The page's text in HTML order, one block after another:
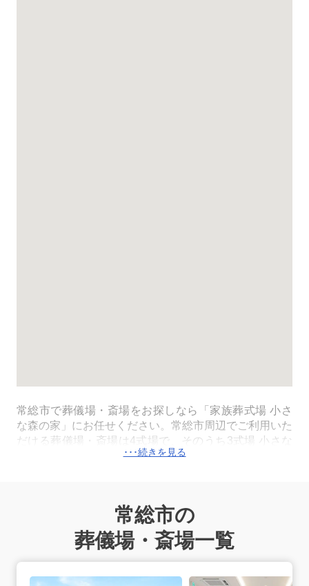
常総市で葬儀場・斎場をお探しなら「家族葬式場 小さ
な森の家」にお任せください。常総市周辺でご利用いた
だける葬儀場・斎場は4式場で、そのうち3式場 小さな
(国道354号沿い「水海道郵便局」近
切でご利用いただける家族葬式場です。常総市内のすべ
ての式場で直葬・火葬式・一日葬・家族葬・一般葬が執
り行えます。火葬は常総市が運営する公営の斎場の常総
市斎場を利用します。火葬料金は死亡届に記載をする死
亡者または申請者が常総市に住民登録があれば、市民料
金（常総市斎場：無料）でご利用いただけます。病院や
常総市の
葬儀場・斎場一覧